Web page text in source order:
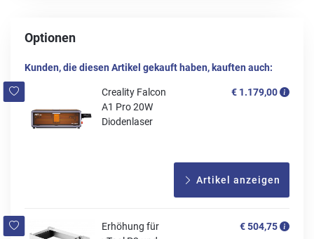
Optionen
Kunden, die diesen Artikel gekauft haben, kauften auch:
Creality Falcon
A1 Pro 20W
Diodenlaser
€ 1.179,00
Artikel anzeigen
Erhöhung für
€ 504,75